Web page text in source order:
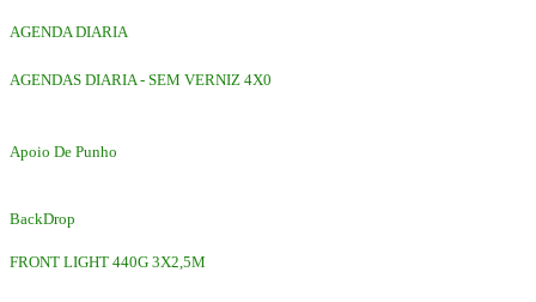
AGENDA DIARIA
AGENDAS DIARIA - SEM VERNIZ 4X0
Apoio De Punho
BackDrop
FRONT LIGHT 440G 3X2,5M